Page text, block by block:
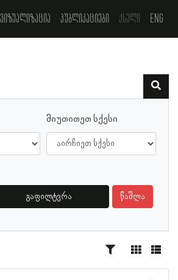
ვიზუალიზაცია პუბლიკაციები ქსელი Eng
მიუთითეთ სქესი
გაფილტვრა წაშლა